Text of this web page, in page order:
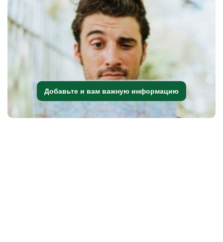
Добавьте и вам важную информацию